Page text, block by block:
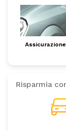
Risparmia